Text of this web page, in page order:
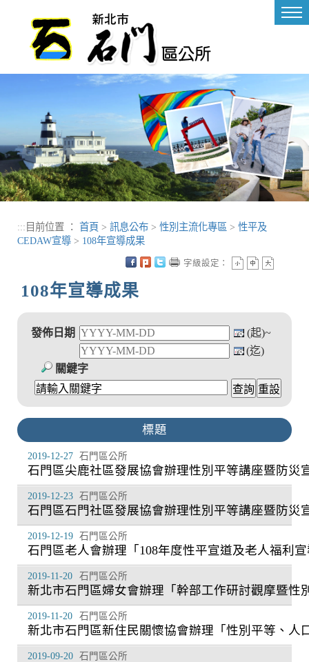
::: 目前位置 ： 首頁 > 訊息公布 > 性別主流化專區 > 性平及
CEDAW宣導 > 108年宣導成果
108年宣導成果
字級設定：
發佈日期
(起)~
(迄)
關鍵字
標題
石門區尖鹿社區發展協會辦理性別平等講座暨防災
石門區公所
2019-12-27
石門區石門社區發展協會辦理性別平等講座暨防災
石門區公所
2019-12-23
石門區老人會辦理「108年度性平宣道及老人福利
石門區公所
2019-12-19
新北市石門區婦女會辦理「幹部工作研討觀摩暨性
石門區公所
2019-11-20
新北市石門區新住民關懷協會辦理「性別平等、人
石門區公所
2019-11-20
石門區公所
2019-09-20